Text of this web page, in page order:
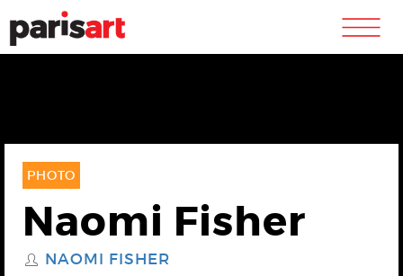
m
PHOTO
Naomi Fisher
S NAOMI FISHER